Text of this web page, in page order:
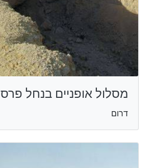
מסלול אופניים בנחל פרס
דרום